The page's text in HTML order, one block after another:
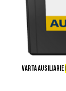
VARTA AUSILIARIE